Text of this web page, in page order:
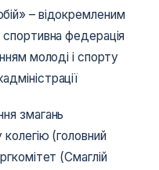
– відокремленим
федерація
молоді і спорту
змагань
(головний
(Смаглій